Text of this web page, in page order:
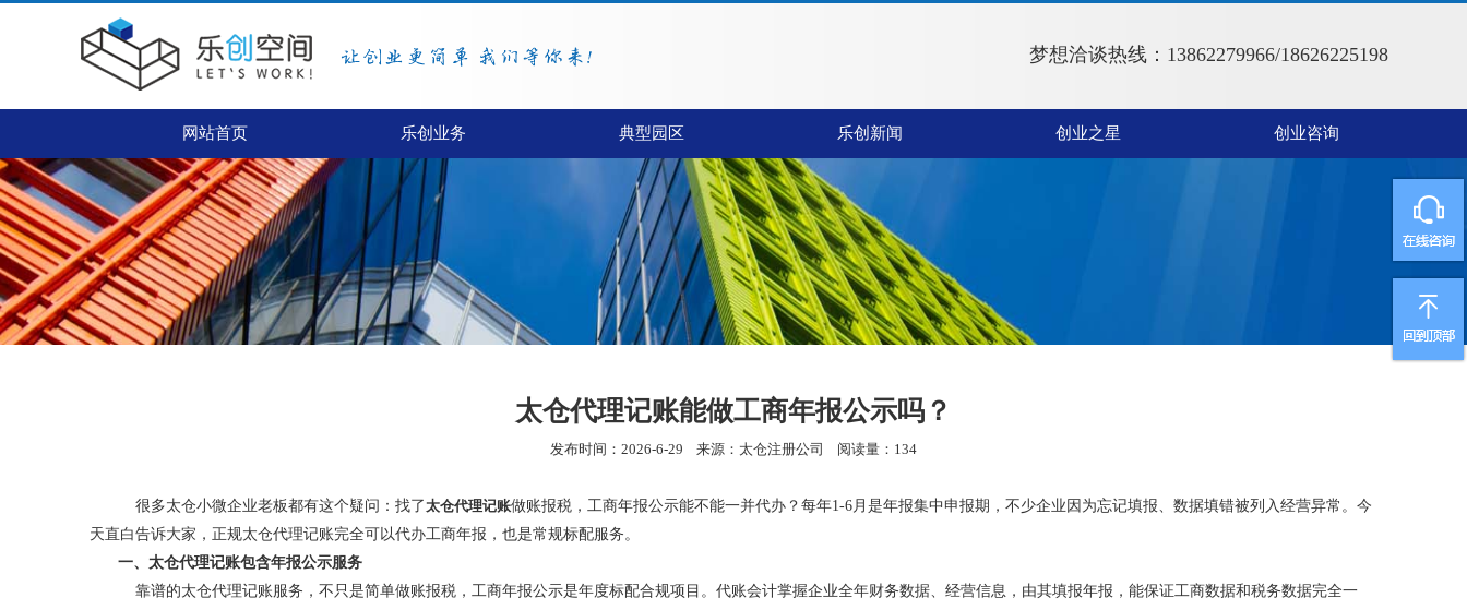
梦想洽谈热线：13862279966/18626225198
网站首页 乐创业务 典型园区 乐创新闻 创业之星 创业咨询
太仓代理记账能做工商年报公示吗？
发布时间：2026-6-29 来源： 太仓注册公司 阅读量：134
很多太仓小微企业老板都有这个疑问：找了太仓代理记账做账报税，工商年报公示能不能一并代办？每年1-6月是年报集中申报期，不少企业因为忘记填报、数据填错被列入经营异常。今
天直白告诉大家，正规太仓代理记账完全可以代办工商年报，也是常规标配服务。
一、太仓代理记账包含年报公示服务
靠谱的太仓代理记账服务，不只是简单做账报税，工商年报公示是年度标配合规项目。代账会计掌握企业全年财务数据、经营信息，由其填报年报，能保证工商数据和税务数据完全一